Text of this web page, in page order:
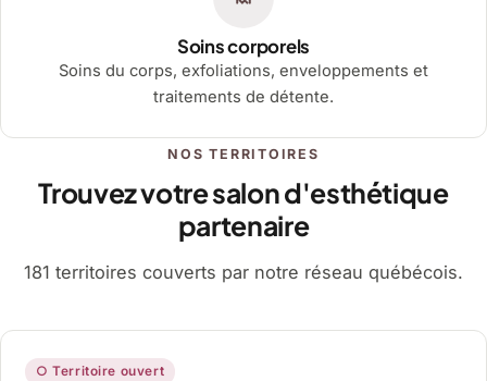
Soins corporels
Soins du corps, exfoliations, enveloppements et
traitements de détente.
NOS TERRITOIRES
Trouvez votre salon d'esthétique
partenaire
181 territoires couverts par notre réseau québécois.
○ Territoire ouvert